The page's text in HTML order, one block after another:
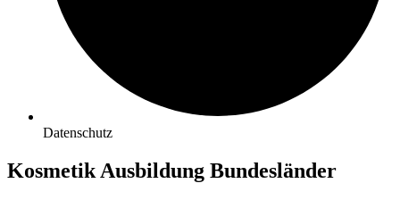
Datenschutz
Kosmetik Ausbildung Bundesländer